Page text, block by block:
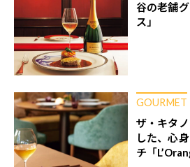
谷の老舗
ス」
GOURMET
ザ・キタ
した、心
チ「